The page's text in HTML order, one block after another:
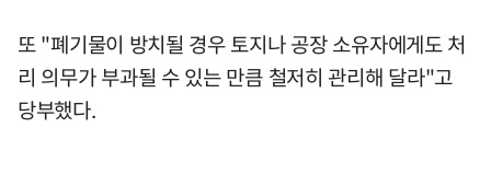
또 "폐기물이 방치될 경우 토지나 공장 소유자에게도 처
리 의무가 부과될 수 있는 만큼 철저히 관리해 달라"고
당부했다.